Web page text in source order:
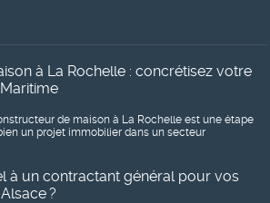
à La Rochelle : concrétisez votre
de maison à La Rochelle est une étape
un projet immobilier dans un secteur
à un contractant général pour vos
?